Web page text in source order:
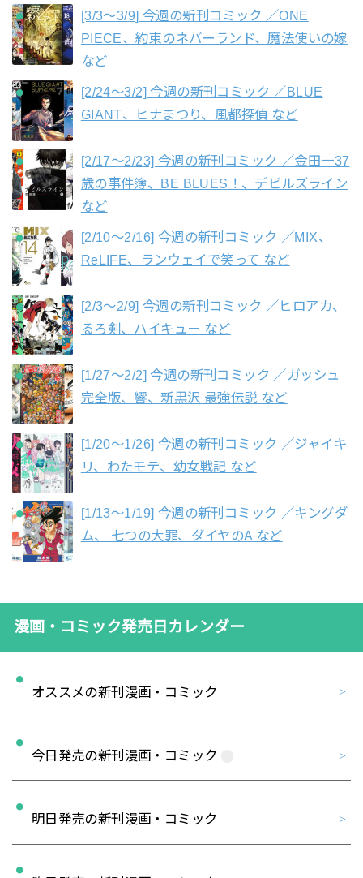
[3/3〜3/9] 今週の新刊コミック ／ONE
PIECE、約束のネバーランド、魔法使いの嫁
など
[2/24〜3/2] 今週の新刊コミック ／BLUE
GIANT、ヒナまつり、風都探偵 など
[2/17〜2/23] 今週の新刊コミック ／金田一37
歳の事件簿、BE BLUES！、デビルズライン
など
[2/10〜2/16] 今週の新刊コミック ／MIX、
ReLIFE、ランウェイで笑って など
[2/3〜2/9] 今週の新刊コミック ／ヒロアカ、
るろ剣、ハイキュー など
[1/27〜2/2] 今週の新刊コミック ／ガッシュ
完全版、響、新黒沢 最強伝説 など
[1/20〜1/26] 今週の新刊コミック ／ジャイキ
リ、わたモテ、幼女戦記 など
[1/13〜1/19] 今週の新刊コミック ／キングダ
ム、 七つの大罪、ダイヤのA など
漫画・コミック発売日カレンダー
オススメの新刊漫画・コミック
今日発売の新刊漫画・コミック
明日発売の新刊漫画・コミック